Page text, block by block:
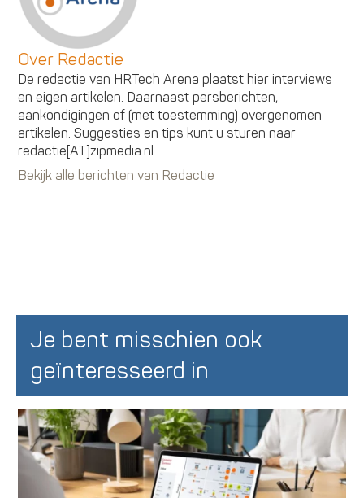
Over Redactie
De redactie van HRTech Arena plaatst hier interviews
en eigen artikelen. Daarnaast persberichten,
aankondigingen of (met toestemming) overgenomen
artikelen. Suggesties en tips kunt u sturen naar
redactie[AT]zipmedia.nl
Bekijk alle berichten van Redactie
Je bent misschien ook
geïnteresseerd in